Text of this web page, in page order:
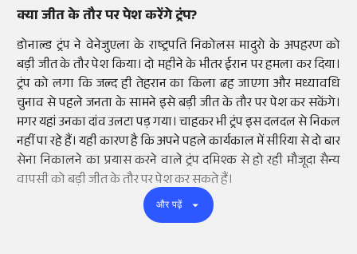
क्या जीत के तौर पर पेश करेंगे ट्रंप?
डोनाल्ड ट्रंप ने वेनेजुएला के राष्ट्रपति निकोलस मादुरो के अपहरण को
बड़ी जीत के तौर पेश किया। दो महीने के भीतर ईरान पर हमला कर दिया।
ट्रंप को लगा कि जल्द ही तेहरान का किला ढह जाएगा और मध्यावधि
चुनाव से पहले जनता के सामने इसे बड़ी जीत के तौर पर पेश कर सकेंगे।
मगर यहां उनका दांव उलटा पड़ गया। चाहकर भी ट्रंप इस दलदल से निकल
नहीं पा रहे हैं। यही कारण है कि अपने पहले कार्यकाल में सीरिया से दो बार
सेना निकालने का प्रयास करने वाले ट्रंप दमिश्क से हो रही मौजूदा सैन्य
वापसी को बड़ी जीत के तौर पर पेश कर सकते हैं।
और पढ़ें